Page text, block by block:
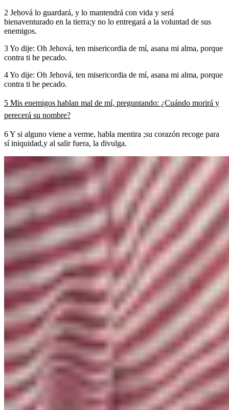
2 Jehová lo guardará, y lo mantendrá con vida y será
bienaventurado en la tierra;y no lo entregará a la voluntad de sus
enemigos.
3 Yo dije: Oh Jehová, ten misericordia de mí, asana mi alma, porque
contra ti he pecado.
4 Yo dije: Oh Jehová, ten misericordia de mí, asana mi alma, porque
contra ti he pecado.
5 Mis enemigos hablan mal de mí, preguntando: ¿Cuándo morirá y
perecerá su nombre?
6 Y si alguno viene a verme, habla mentira ;su corazón recoge para
sí iniquidad,y al salir fuera, la divulga.